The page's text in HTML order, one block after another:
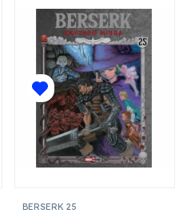
BERSERK 25